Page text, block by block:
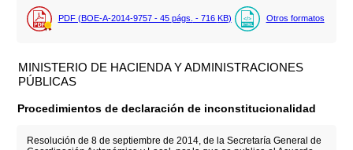
PDF (BOE-A-2014-9757 - 45 págs. - 716 KB) Otros formatos
MINISTERIO DE HACIENDA Y ADMINISTRACIONES
PÚBLICAS
Procedimientos de declaración de inconstitucionalidad
Resolución de 8 de septiembre de 2014, de la Secretaría General de